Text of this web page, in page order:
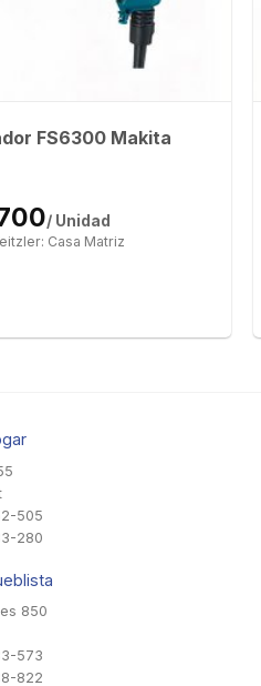
FS6300 Makita
/ Unidad
Casa Matriz
505
280
850
573
822